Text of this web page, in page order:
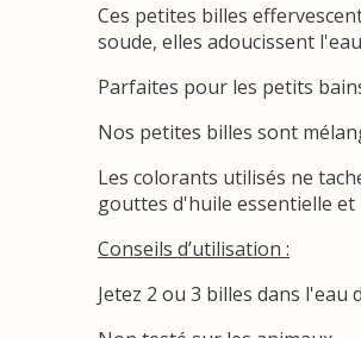
Ces petites billes
soude, elles adoucissent
Parfaites pour les petits
Nos petites billes sont
Les colorants utilisés ne
gouttes d'huile essentielle
Conseils d’utilisation :
Jetez 2 ou 3 billes dans